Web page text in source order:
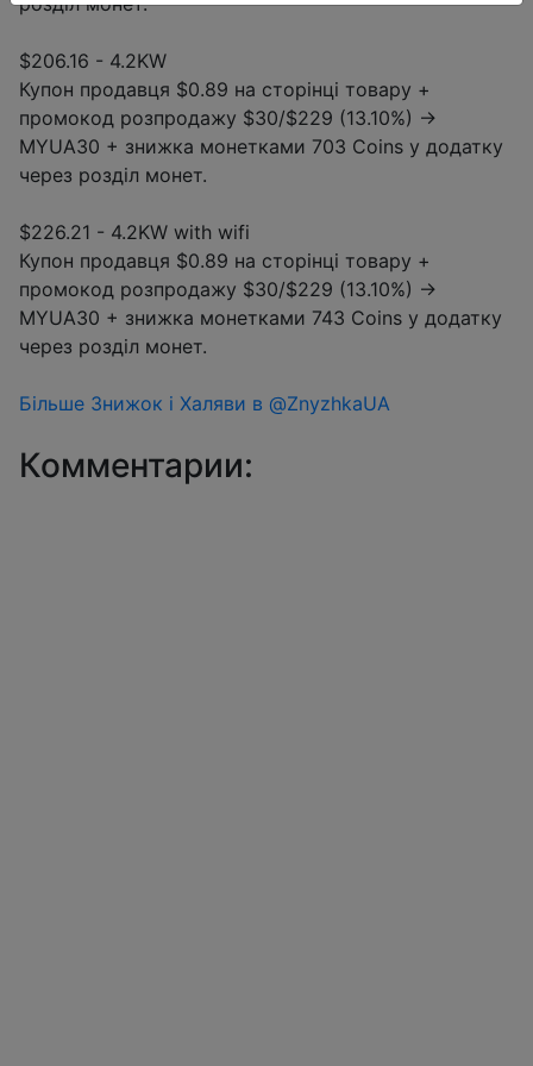
$206.16 - 4.2KW
Купон продавця $0.89 на сторінці товару +
промокод розпродажу $30/$229 (13.10%) →
MYUA30 + знижка монетками 703 Coins у додатку
через розділ монет.
$226.21 - 4.2KW with wifi
Купон продавця $0.89 на сторінці товару +
промокод розпродажу $30/$229 (13.10%) →
MYUA30 + знижка монетками 743 Coins у додатку
через розділ монет.
Більше Знижок і Халяви в @ZnyzhkaUA
Комментарии: